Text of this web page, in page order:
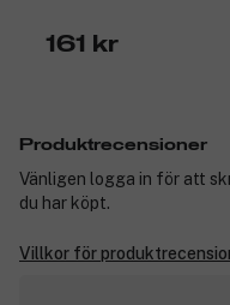
161 kr
Produktrecensioner
Vänligen logga in för att
du har köpt.
Villkor för